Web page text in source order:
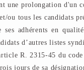
une prolongation d'un
ou tous les candidats
ses adhérents en
d’autres listes
R. 2315-45 du
jours de sa